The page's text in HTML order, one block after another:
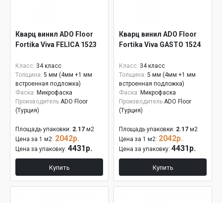
Кварц винил ADO Floor
Fortika Viva FELICA 1523
Класс: 34 класс
Толщина: 5 мм (4мм +1 мм
встроенная подложка)
Фаска: Микрофаска
Производитель ADO Floor
(Турция)
Площадь упаковки: 2.17 м2
Цена за 1 м2: 2042р.
Цена за упаковку: 4431р.
Купить
Кварц винил ADO Floor
Fortika Viva GASTO 1524
Класс: 34 класс
Толщина: 5 мм (4мм +1 мм
встроенная подложка)
Фаска: Микрофаска
Производитель ADO Floor
(Турция)
Площадь упаковки: 2.17 м2
Цена за 1 м2: 2042р.
Цена за упаковку: 4431р.
Купить